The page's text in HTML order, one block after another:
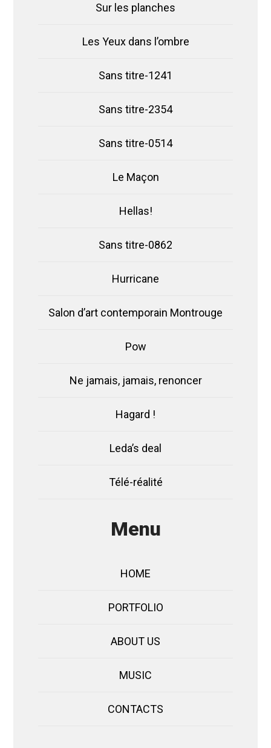
Sur les planches
Les Yeux dans l’ombre
Sans titre-1241
Sans titre-2354
Sans titre-0514
Le Maçon
Hellas!
Sans titre-0862
Hurricane
Salon d’art contemporain Montrouge
Pow
Ne jamais, jamais, renoncer
Hagard !
Leda’s deal
Télé-réalité
Menu
HOME
PORTFOLIO
ABOUT US
MUSIC
CONTACTS